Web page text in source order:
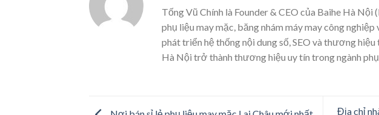
Tống Vũ Chính là Founder & CEO của Baihe Hà Nội
phụ liệu may mặc, băng nhám máy may công
phát triển hệ thống nội dung số, SEO và thương
Hà Nội trở thành thương hiệu uy tín trong ngành
Địa chỉ